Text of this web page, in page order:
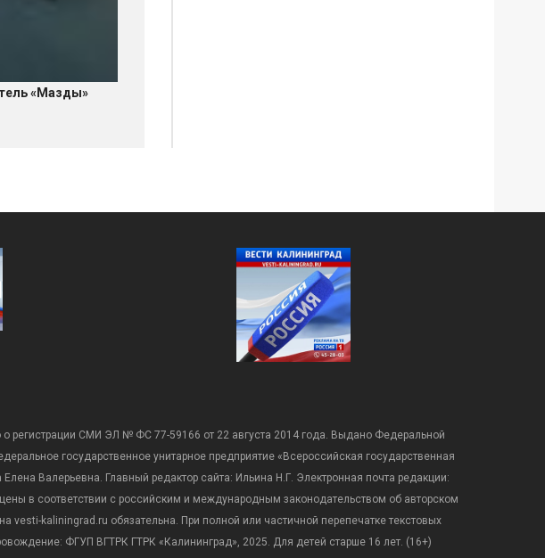
«Мазды»
о регистрации СМИ ЭЛ № ФС 77-59166 от 22 августа 2014 года. Выдано Федеральной
государственное унитарное предприятие «Всероссийская государственная
Валерьевна. Главный редактор сайта: Ильина Н.Г. Электронная почта редакции:
в соответствии с российским и международным законодательством об авторском
kaliningrad.ru обязательна. При полной или частичной перепечатке текстовых
ФГУП ВГТРК ГТРК «Калининград», 2025. Для детей старше 16 лет. (16+)